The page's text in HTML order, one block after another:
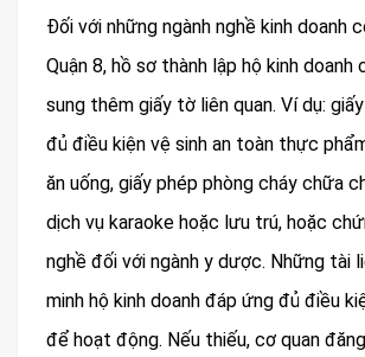
Đối với những ngành nghề kinh doanh
Quận 8, hồ sơ thành lập hộ kinh doanh
sung thêm giấy tờ liên quan. Ví dụ:
đủ điều kiện vệ sinh an toàn thực
ăn uống, giấy phép phòng cháy chữa
dịch vụ karaoke hoặc lưu trú, hoặc
nghề đối với ngành y dược. Những tài
minh hộ kinh doanh đáp ứng đủ điều
để hoạt động. Nếu thiếu, cơ quan